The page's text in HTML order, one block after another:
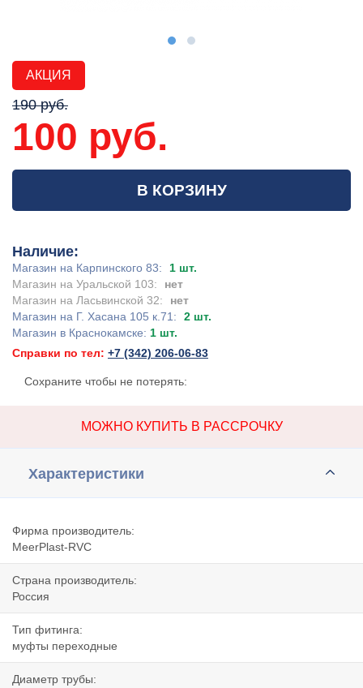
АКЦИЯ
190 руб.
100 руб.
В КОРЗИНУ
Наличие:
Магазин на Карпинского 83:
1 шт.
Магазин на Уральской 103:
нет
Магазин на Ласьвинской 32:
нет
Магазин на Г. Хасана 105 к.71:
2 шт.
Магазин в Краснокамске: 1 шт.
Справки по тел: +7 (342) 206-06-83
Сохраните чтобы не потерять:
МОЖНО КУПИТЬ В РАССРОЧКУ
Характеристики
Фирма производитель:
MeerPlast-RVC
Страна производитель:
Россия
Тип фитинга:
муфты переходные
Диаметр трубы: